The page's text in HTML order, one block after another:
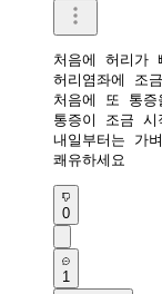
처음에 허리가
허리염좌에 조
처음에 또 통
통증이 조금
내일부터는 가
쾌유하세요
0
1